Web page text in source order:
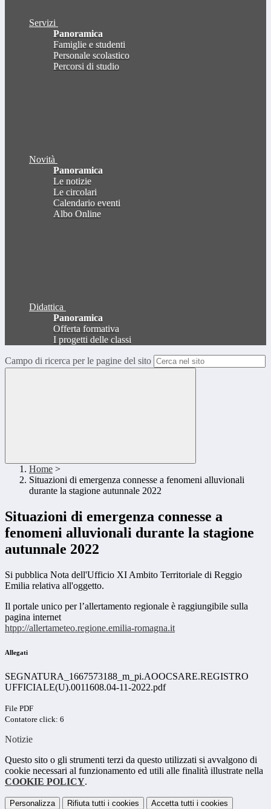
Servizi
Panoramica
Famiglie e studenti
Personale scolastico
Percorsi di studio
Novità
Panoramica
Le notizie
Le circolari
Calendario eventi
Albo Online
Didattica
Panoramica
Offerta formativa
I progetti delle classi
Campo di ricerca per le pagine del sito
Home >
Situazioni di emergenza connesse a fenomeni alluvionali
durante la stagione autunnale 2022
Situazioni di emergenza connesse a
fenomeni alluvionali durante la stagione
autunnale 2022
Si pubblica Nota dell'Ufficio XI Ambito Territoriale di Reggio
Emilia relativa all'oggetto.
Il portale unico per l’allertamento regionale è raggiungibile sulla
pagina internet
htpp://allertameteo.regione.emilia-romagna.it
Allegati
SEGNATURA_1667573188_m_pi.AOOCSARE.REGISTRO
UFFICIALE(U).0011608.04-11-2022.pdf
File PDF
Contatore click: 6
Notizie
Questo sito o gli strumenti terzi da questo utilizzati si avvalgono di
cookie necessari al funzionamento ed utili alle finalità illustrate nella
COOKIE POLICY.
Personalizza Rifiuta tutti i cookies Accetta tutti i cookies